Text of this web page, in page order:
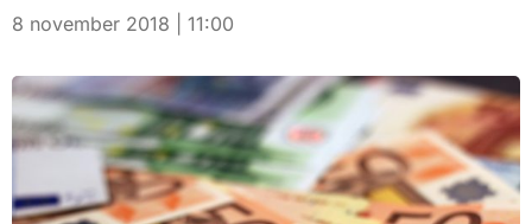
8 november 2018 | 11:00